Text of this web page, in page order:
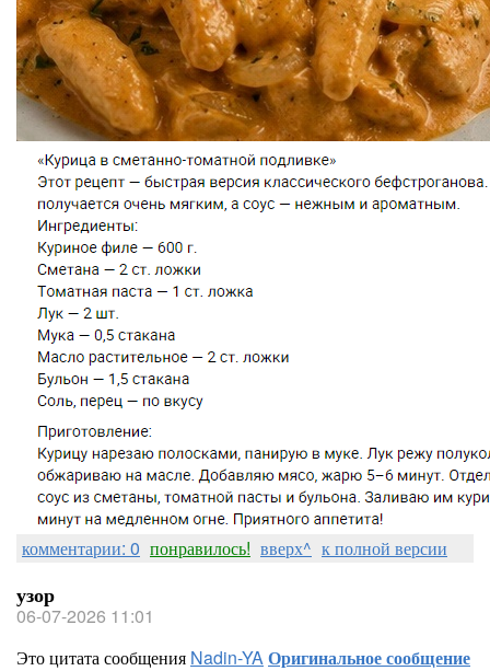
комментарии: 0 понравилось! вверх^ к полной версии
узор
06-07-2026 11:01
Это цитата сообщения Nadin-YAОригинальное сообщение